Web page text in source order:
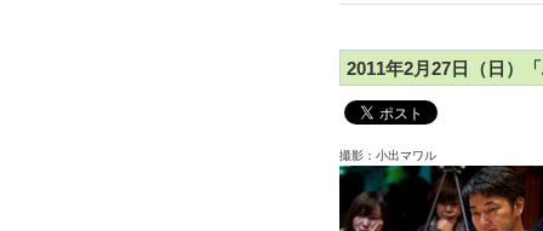
2011年2月27日（日）
撮影：小出マワル